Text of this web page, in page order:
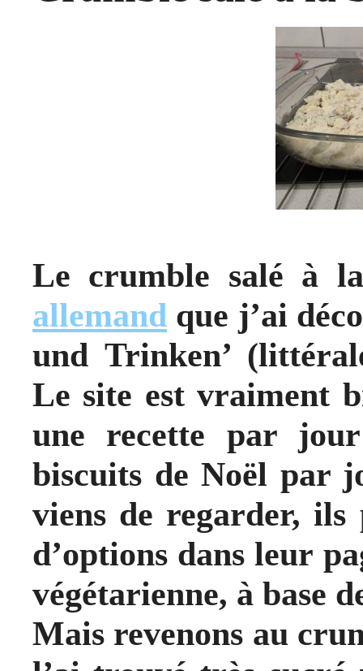
Le crumble salé à
allemand que j’ai
und Trinken’
Le site est vraiment
une recette par
biscuits de Noël par
viens de regarder, ils
d’options dans leur
végétarienne, à base
Mais revenons au